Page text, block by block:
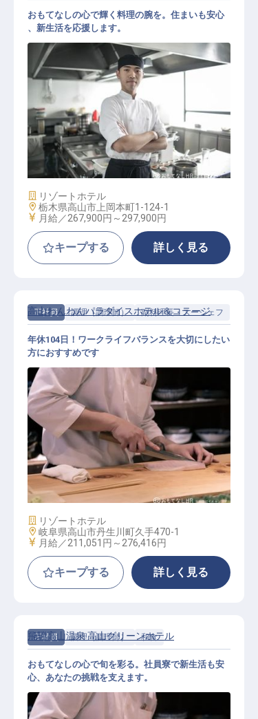
鉄板調理
おもてなしの心で輝く料理の腕を。住まいも安心
、新生活を応援します。
施設業態
リゾートホテル
勤務地
栃木県高山市上岡本町1-124-1
給与
月給／267,900円～ 297,900円
キープする 詳しく見る
正社員 調理（調理師） 副料理長・スーシェフ
和食副料理長候補
高山わんわんパラダイスホテル＆コテージ
年休104日！ワークライフバランスを大切にしたい
方におすすめです
施設業態
リゾートホテル
勤務地
岐阜県高山市丹生川町久手470-1
給与
月給／211,051円～ 276,416円
キープする 詳しく見る
正社員 調理（調理師） 和食
飛騨高山温泉 高山グリーンホテル
おもてなしの心で旬を彩る。社員寮で新生活も安
心、あなたの挑戦を支えます。